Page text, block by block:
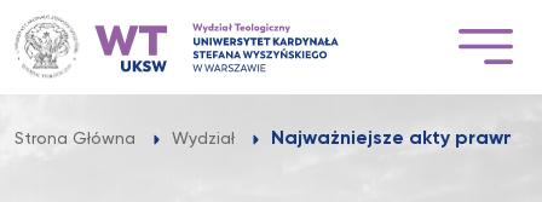
Przejdź
do
treści
Strona Główna Wydział Najważniejsze akty prawne